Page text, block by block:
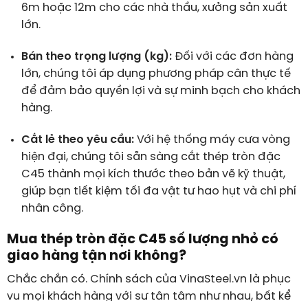
6m hoặc 12m cho các nhà thầu, xưởng sản xuất
lớn.
Bán theo trọng lượng (kg):Đối với các đơn hàng
lớn, chúng tôi áp dụng phương pháp cân thực tế
để đảm bảo quyền lợi và sự minh bạch cho khách
hàng.
Cắt lẻ theo yêu cầu:Với hệ thống máy cưa vòng
hiện đại, chúng tôi sẵn sàng cắt thép tròn đặc
C45 thành mọi kích thước theo bản vẽ kỹ thuật,
giúp bạn tiết kiệm tối đa vật tư hao hụt và chi phí
nhân công.
Mua thép tròn đặc C45 số lượng nhỏ có
giao hàng tận nơi không?
Chắc chắn có. Chính sách của VinaSteel.vn là phục
vụ mọi khách hàng với sự tận tâm như nhau, bất kể